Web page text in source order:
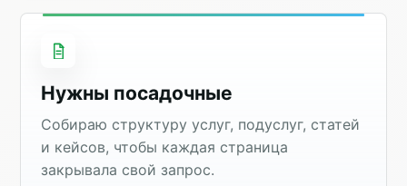
Нужны посадочные
Собираю структуру услуг, подуслуг, статей
и кейсов, чтобы каждая страница
закрывала свой запрос.